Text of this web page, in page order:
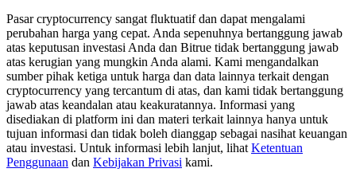
Strategi perdagangan
Pelajari cara untuk tetap menghasilkan keuntungan
Pasar cryptocurrency sangat fluktuatif dan dapat mengalami
perubahan harga yang cepat. Anda sepenuhnya bertanggung jawab
atas keputusan investasi Anda dan Bitrue tidak bertanggung jawab
atas kerugian yang mungkin Anda alami. Kami mengandalkan
sumber pihak ketiga untuk harga dan data lainnya terkait dengan
cryptocurrency yang tercantum di atas, dan kami tidak bertanggung
jawab atas keandalan atau keakuratannya. Informasi yang
disediakan di platform ini dan materi terkait lainnya hanya untuk
tujuan informasi dan tidak boleh dianggap sebagai nasihat keuangan
atau investasi. Untuk informasi lebih lanjut, lihat Ketentuan
Penggunaan dan Kebijakan Privasi kami.